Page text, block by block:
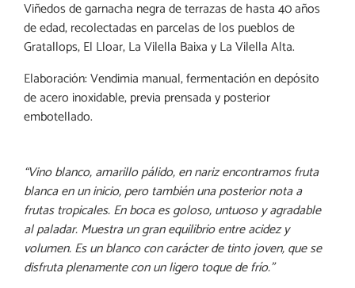
Viñedos de garnacha negra de terrazas de hasta 40 años
de edad, recolectadas en parcelas de los pueblos de
Gratallops, El Lloar, La Vilella Baixa y La Vilella Alta.
Elaboración: Vendimia manual, fermentación en depósito
de acero inoxidable, previa prensada y posterior
embotellado.
“Vino blanco, amarillo pálido, en nariz encontramos fruta
blanca en un inicio, pero también una posterior nota a
frutas tropicales. En boca es goloso, untuoso y agradable
al paladar. Muestra un gran equilibrio entre acidez y
volumen. Es un blanco con carácter de tinto joven, que se
disfruta plenamente con un ligero toque de frío.”